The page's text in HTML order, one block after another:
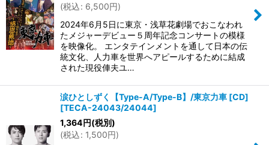
(税込: 6,500円)
2024年6月5日に東京・浅草花劇場でおこなわれ
たメジャーデビュー５周年記念コンサートの模様
を映像化。 エンタテインメントを通して日本の伝
統文化、人力車を世界へアピールするために結成
された現役俥夫ユ…
涙ひとしずく【Type-A/Type-B】/東京力車 [CD]
[TECA-24043/24044]
1,364円(税別)
(税込: 1,500円)